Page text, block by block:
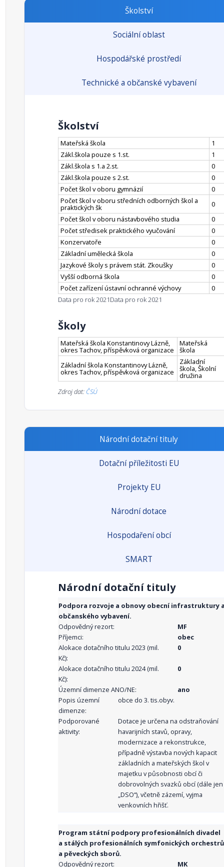
Školství
Sociální oblast
Hospodářské prostředí
Technické a občanské vybavení
Školství
Mateřská škola
1
Zákl.škola pouze s 1.st.
1
Zákl.škola s 1.a 2.st.
0
Zákl.škola pouze s 2.st.
0
Počet škol v oboru gymnázií
0
Počet škol v oboru středních odborných škol a
praktických šk
0
Počet škol v oboru nástavbového studia
0
Počet středisek praktického vyučování
0
Konzervatoře
0
Základní umělecká škola
0
Jazykové školy s právem stát. Zkoušky
0
Vyšší odborná škola
0
Počet zařízení ústavní ochranné výchovy
0
Data pro rok 2021Data pro rok 2021
Školy
Mateřská škola Konstantinovy Lázně,
okres Tachov, příspěvková organizace
Mateřská
škola
Základní škola Konstantinovy Lázně,
okres Tachov, příspěvková organizace
Základní
škola, Školní
družina
Zdroj dat: ČSÚ
Národní dotační tituly
Dotační příležitosti EU
Projekty EU
Národní dotace
Hospodaření obcí
SMART
Národní dotační tituly
Podpora rozvoje a obnovy obecní infrastruktury
občanského vybavení.
Odpovědný rezort:
MF
Příjemci:
obec
Alokace dotačního titulu 2023 (mil.
Kč):
0
Alokace dotačního titulu 2024 (mil.
Kč):
0
Územní dimenze ANO/NE:
ano
Popis územní
dimenze:
obce do 3. tis.obyv.
Podporované
aktivity:
Dotace je určena na odstraňování
havarijních stavů, opravy,
modernizace a rekonstrukce,
případně výstavba nových kapacit
základních a mateřských škol v
majetku v působnosti obcí či
dobrovolných svazků obcí (dále jen
„DSO“), včetně zázemí, vyjma
venkovních hřišť.
Program státní podpory profesionálních divadel
a stálých profesionálních symfonických orchestrů
a pěveckých sborů.
Odpovědný rezort:
MK